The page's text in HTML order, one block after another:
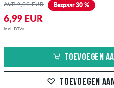
AVP 9,99 EUR Bespaar 30 %
6,99 EUR
incl. BTW
TOEVOEGEN
TOEVOEGEN